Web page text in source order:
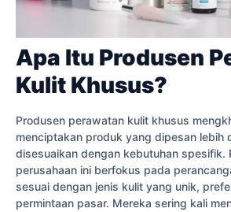
Apa Itu Produsen
Kulit Khusus?
Produsen perawatan kulit khusus
menciptakan produk yang dipesan lebih
disesuaikan dengan kebutuhan spesifik.
perusahaan ini berfokus pada
sesuai dengan jenis kulit yang unik,
permintaan pasar. Mereka sering kali